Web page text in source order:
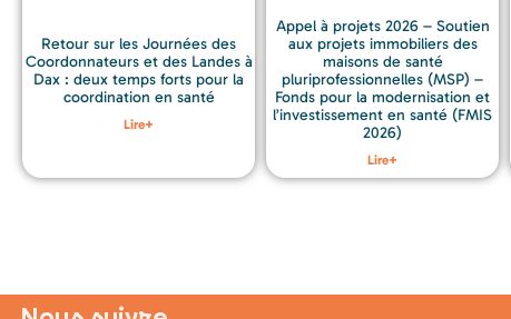
Retour sur les Journées des
Coordonnateurs et des Landes à
Dax : deux temps forts pour la
coordination en santé
Lire+
Appel à projets 2026 – Soutien
aux projets immobiliers des
maisons de santé
pluriprofessionnelles (MSP) –
Fonds pour la modernisation et
l’investissement en santé (FMIS
2026)
Lire+